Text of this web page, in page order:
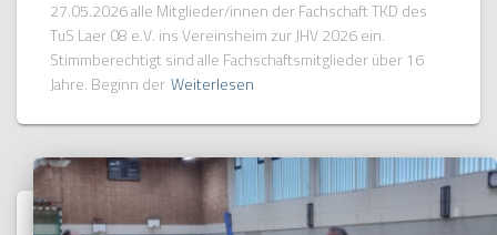
27.05.2026 alle Mitglieder/innen der Fachschaft TKD des
TuS Laer 08 e.V. ins Vereinsheim zur JHV 2026 ein.
Stimmberechtigt sind alle Fachschaftsmitglieder über 16
Jahre. Beginn derWeiterlesen